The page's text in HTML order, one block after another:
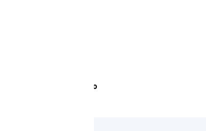
Лемана Про